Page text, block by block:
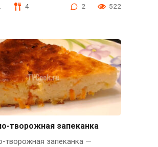
4 2 522
творожная запеканка
творожная запеканка —